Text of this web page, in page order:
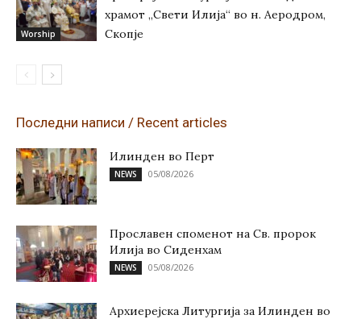
Worship
храмот „Свети Илија“ во н. Аеродром,
Скопје
Последни написи / Recent articles
Илинден во Перт
NEWS 05/08/2026
Прославен споменот на Св. пророк
Илија во Сиденхам
NEWS 05/08/2026
Архиерејска Литургија за Илинден во